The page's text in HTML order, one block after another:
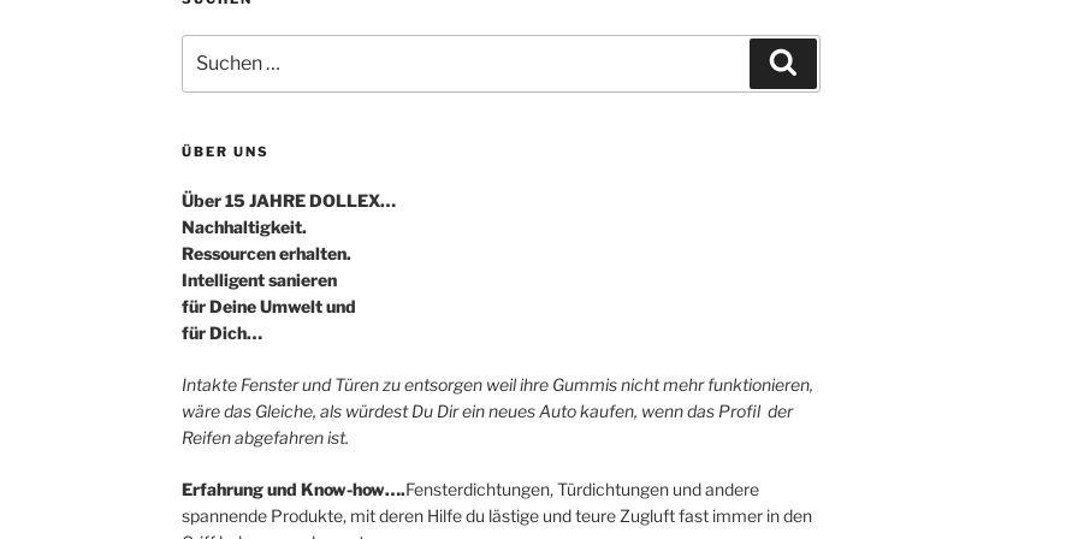
nach:
ÜBER UNS
Über 15 JAHRE DOLLEX…
Nachhaltigkeit.
Ressourcen erhalten.
Intelligent sanieren
für Deine Umwelt und
für Dich…
Intakte Fenster und Türen zu entsorgen weil ihre Gummis nicht mehr funktionieren,
wäre das Gleiche, als würdest Du Dir ein neues Auto kaufen, wenn das Profil der
Reifen abgefahren ist.
Erfahrung und Know-how….Fensterdichtungen, Türdichtungen und andere
spannende Produkte, mit deren Hilfe du lästige und teure Zugluft fast immer in den